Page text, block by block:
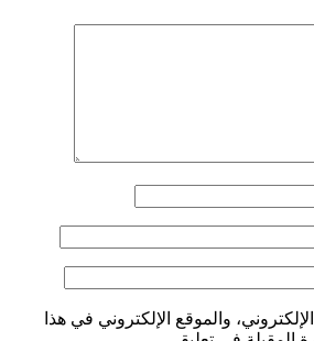
والموقع الإلكتروني في هذا